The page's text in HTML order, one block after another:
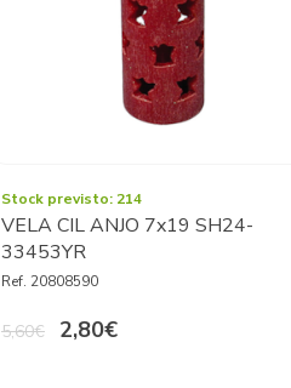
Stock previsto: 214
VELA CIL ANJO 7x19 SH24-
33453YR
Ref. 20808590
5,60€ 2,80€